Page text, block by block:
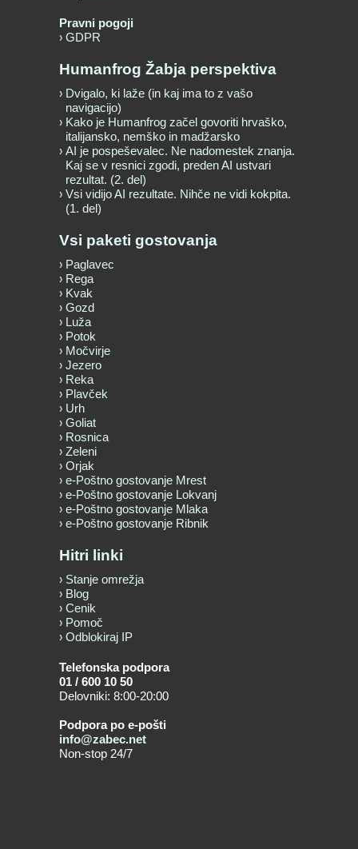
Pravni pogoji
GDPR
Humanfrog Žabja perspektiva
Dvigalo, ki laže (in kaj ima to z vašo
navigacijo)
Kako je Humanfrog začel govoriti hrvaško,
italijansko, nemško in madžarsko
AI je pospeševalec. Ne nadomestek znanja.
Kaj se v resnici zgodi, preden AI ustvari
rezultat. (2. del)
Vsi vidijo AI rezultate. Nihče ne vidi kokpita.
(1. del)
Vsi paketi gostovanja
Paglavec
Rega
Kvak
Gozd
Luža
Potok
Močvirje
Jezero
Reka
Plavček
Urh
Goliat
Rosnica
Zeleni
Orjak
e-Poštno gostovanje Mrest
e-Poštno gostovanje Lokvanj
e-Poštno gostovanje Mlaka
e-Poštno gostovanje Ribnik
Hitri linki
Stanje omrežja
Blog
Cenik
Pomoč
Odblokiraj IP
Telefonska podpora
01 / 600 10 50
Delovniki: 8:00-20:00
Podpora po e-pošti
info@zabec.net
Non-stop 24/7